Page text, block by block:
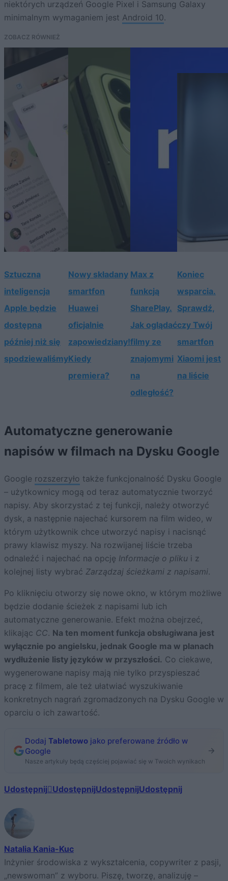
niektórych urządzeń Google Pixel i Samsung Galaxy
minimalnym wymaganiem jest Android 10.
ZOBACZ RÓWNIEŻ
Sztuczna
inteligencja
Apple będzie
dostępna
później niż się
spodziewaliśmy
Nowy składany
smartfon
Huawei
oficjalnie
zapowiedziany!
Kiedy
premiera?
Max z
funkcją
SharePlay.
Jak oglądać
filmy ze
znajomymi
na
odległość?
Koniec
wsparcia.
Sprawdź,
czy Twój
smartfon
Xiaomi jest
na liście
Automatyczne generowanie
napisów w filmach na Dysku Google
Google rozszerzyło także funkcjonalność Dysku Google
– użytkownicy mogą od teraz automatycznie tworzyć
napisy. Aby skorzystać z tej funkcji, należy otworzyć
dysk, a następnie najechać kursorem na film wideo, w
którym użytkownik chce utworzyć napisy i nacisnąć
prawy klawisz myszy. Na rozwijanej liście trzeba
odnaleźć i najechać na opcję Informacje o pliku i z
kolejnej listy wybrać Zarządzaj ścieżkami z napisami.
Po kliknięciu otworzy się nowe okno, w którym możliwe
będzie dodanie ścieżek z napisami lub ich
automatyczne generowanie. Efekt można obejrzeć,
klikając CC. Na ten moment funkcja obsługiwana jest
wyłącznie po angielsku, jednak Google ma w planach
wydłużenie listy języków w przyszłości. Co ciekawe,
wygenerowane napisy mają nie tylko przyspieszać
pracę z filmem, ale też ułatwiać wyszukiwanie
konkretnych nagrań zgromadzonych na Dysku Google w
oparciu o ich zawartość.
Dodaj Tabletowo jako preferowane źródło w
Google
Nasze artykuły będą częściej pojawiać się w Twoich wynikach
Udostępnij UdostępnijUdostępnijUdostępnij
Natalia Kania-Kuc
Inżynier środowiska z wykształcenia, copywriter z pasji,
„newswoman” z wyboru. Piszę, tworzę, analizuję –